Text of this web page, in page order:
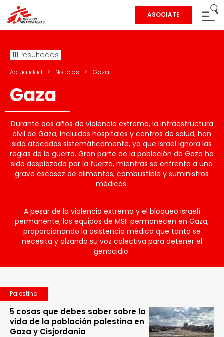
ASOCIATE
111 resultados
Actualidad > Noticias > Gaza
Gaza
Durante dos años de violencia extrema, la infraestructura
civil de Gaza, incluidos hospitales y centros de salud, han
sido atacados sistemáticamente, ya que Israel ignora las
reglas de la guerra. Gran parte de la población de Gaza ha
sido desplazada por la fuerza, mientras se enfrenta a una
grave escasez de alimentos, combustible y suministros
médicos.
A pesar de la violencia extrema y el bloqueo israelí
permanente, los equipos de MSF permanecen en Gaza,
proporcionando la asistencia médica que tanto se
necesita y alzando su voz colectiva para detener el
genocidio.
Palestina
5 cosas que debes saber sobre la
vida de la población palestina en
Gaza y Cisjordania